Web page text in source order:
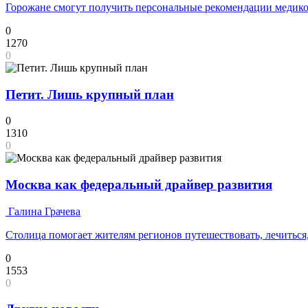
Горожане смогут получить персональные рекомендации
0
1270
0
Петит. Лишь крупный план
0
1310
0
Москва как федеральный драйвер развития
Галина Грачева
Столица помогает жителям регионов путешествовать,
0
1553
0